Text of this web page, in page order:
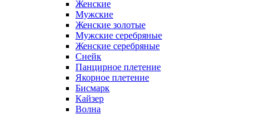
Женские
Мужские
Женские золотые
Мужские серебряные
Женские серебряные
Снейк
Панцирное плетение
Якорное плетение
Бисмарк
Кайзер
Волна